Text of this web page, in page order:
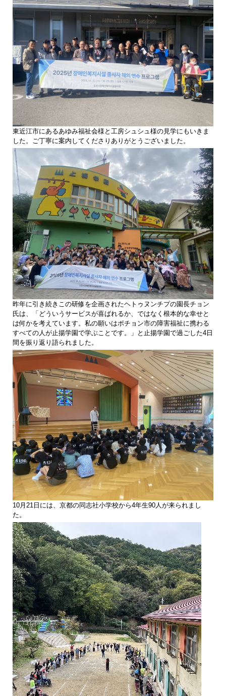
東近江市にあるあゆみ福祉会様と工房シュシュ様の見学にもいきま
した。ご丁寧に案内してくださりありがとうございました。
昨年に引き続きこの研修を企画されたヘトゥヌンチプの園長チョン
氏は、「どういうサービスが喜ばれるか、ではなく根本的な幸せと
は何かを考えています。私の願いはポチョン市の障害福祉に携わる
すべての人が止揚学園で学ぶことです。」と止揚学園で過ごした4日
間を振り返り語られました。
10月21日には、京都の同志社小学校から4年生90人が来られまし
た。